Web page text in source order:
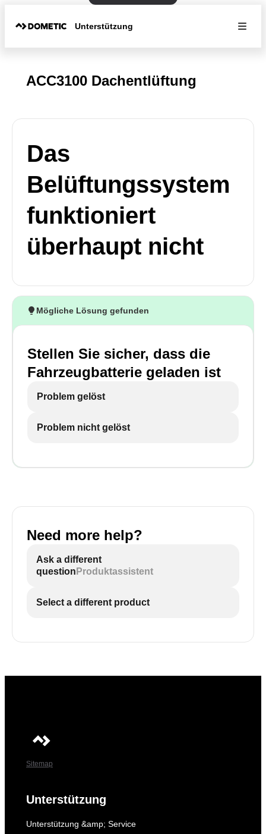
Unterstützung
ACC3100 Dachentlüftung
Das
Belüftungssystem
funktioniert
überhaupt nicht
Mögliche Lösung gefunden
Stellen Sie sicher, dass die
Fahrzeugbatterie geladen ist
Problem gelöst
Problem nicht gelöst
Need more help?
Ask a different
question Produktassistent
Select a different product
Sitemap
Unterstützung
Unterstützung &amp; Service